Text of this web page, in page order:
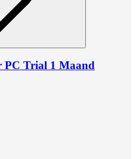
PC Trial 1 Maand